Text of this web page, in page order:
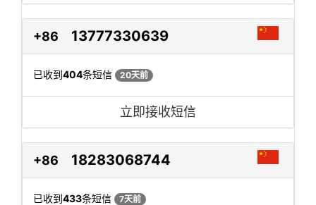
+86 13777330639
已收到404条短信 20天前
立即接收短信
+86 18283068744
已收到433条短信 7天前